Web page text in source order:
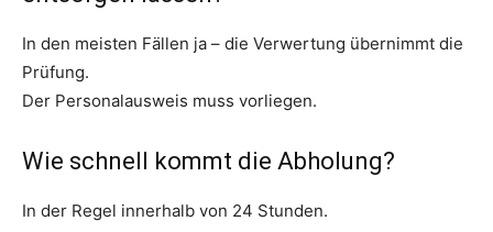
In den meisten Fällen ja – die Verwertung übernimmt die
Prüfung.
Der Personalausweis muss vorliegen.
Wie schnell kommt die Abholung?
In der Regel innerhalb von 24 Stunden.